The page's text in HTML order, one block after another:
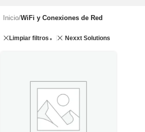
Inicio/WiFi y Conexiones de Red
Limpiar filtros Nexxt Solutions